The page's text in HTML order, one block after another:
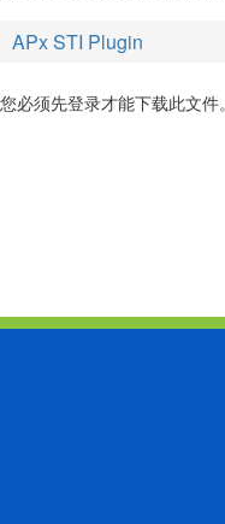
APx STI Plugin
您必须先登录才能下载此文件。